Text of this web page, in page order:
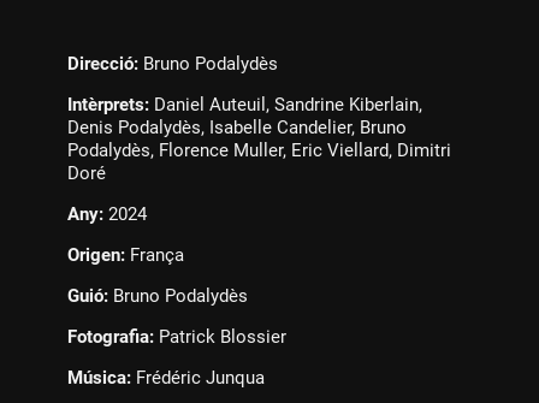
Direcció: Bruno Podalydès
Intèrprets: Daniel Auteuil, Sandrine Kiberlain,
Denis Podalydès, Isabelle Candelier, Bruno
Podalydès, Florence Muller, Eric Viellard, Dimitri
Doré
Any: 2024
Origen: França
Guió: Bruno Podalydès
Fotografia: Patrick Blossier
Música: Frédéric Junqua